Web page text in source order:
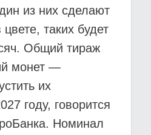
из них сделают
таких будет
Общий тираж
монет —
их
году, говорится
Номинал